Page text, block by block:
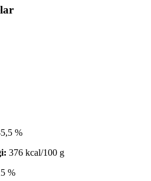
%
376 kcal/100 g
%